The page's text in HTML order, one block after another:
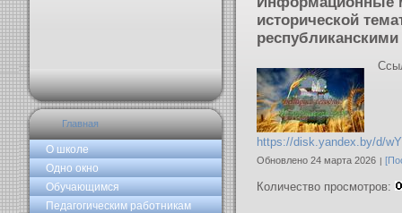
Главная
О школе
Одно окно
Обучающимся
Педагогическим работникам
исторической
https://disk.yandex.by/d/
Обновлено 24 марта 2026
Количество просмотров: